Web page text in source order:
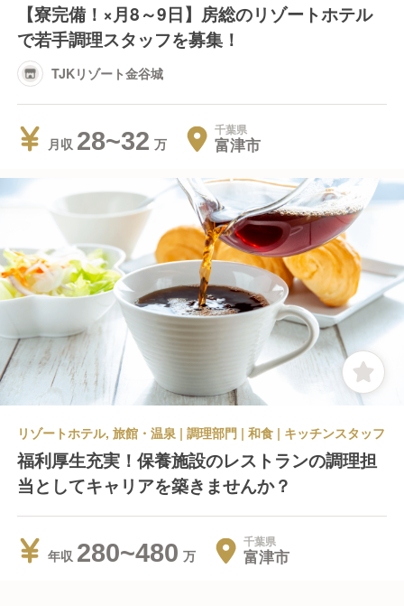
【寮完備！×月8～9日】房総のリゾートホテル
で若手調理スタッフを募集！
TJKリゾート金谷城
月収 28~32 千葉県
富津市
リゾートホテル, 旅館・温泉 | 調理部門 | 和食 | キッチンスタッフ
福利厚生充実！保養施設のレストランの調理担
当としてキャリアを築きませんか？
年収 280~480 千葉県
富津市